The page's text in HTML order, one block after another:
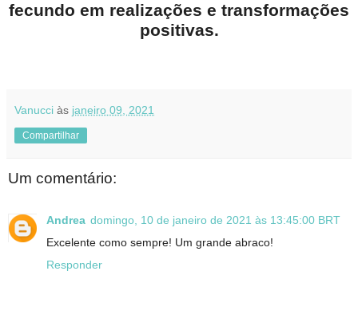
fecundo em realizações e transformações
positivas.
Vanucci às janeiro 09, 2021
Compartilhar
Um comentário:
Andrea domingo, 10 de janeiro de 2021 às 13:45:00 BRT
Excelente como sempre! Um grande abraco!
Responder